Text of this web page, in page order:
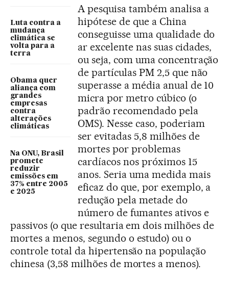
Luta contra a
mudança
climática se
volta para a
terra
Obama quer
aliança com
grandes
empresas
contra
alterações
climáticas
Na ONU, Brasil
promete
reduzir
emissões em
37% entre 2005
e 2025
A pesquisa também analisa a
hipótese de que a China
conseguisse uma qualidade do
ar excelente nas suas cidades,
ou seja, com uma concentração
de partículas PM 2,5 que não
superasse a média anual de 10
micra por metro cúbico (o
padrão recomendado pela
OMS). Nesse caso, poderiam
ser evitadas 5,8 milhões de
mortes por problemas
cardíacos nos próximos 15
anos. Seria uma medida mais
eficaz do que, por exemplo, a
redução pela metade do
número de fumantes ativos e
passivos (o que resultaria em dois milhões de
mortes a menos, segundo o estudo) ou o
controle total da hipertensão na população
chinesa (3,58 milhões de mortes a menos).